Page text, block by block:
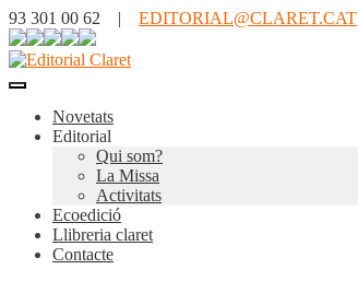
93 301 00 62 | EDITORIAL@CLARET.CAT
Novetats
Editorial
Qui som?
La Missa
Activitats
Ecoedició
Llibreria claret
Contacte